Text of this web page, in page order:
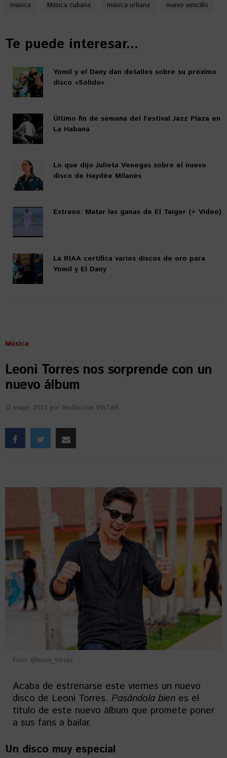
música Música cubana música urbana nuevo sencillo
Te puede interesar...
Yomil y el Dany dan detalles sobre su próximo
disco «Sólido»
Último fin de semana del Festival Jazz Plaza en
La Habana
Lo que dijo Julieta Venegas sobre el nuevo
disco de Haydée Milanés
Estreno: Matar las ganas de El Taiger (+ Video)
La RIAA certifica varios discos de oro para
Yomil y El Dany
Música
Leoni Torres nos sorprende con un
nuevo álbum
12 mayo, 2023 por Redacción VISTAR
Foto: @leoni_torres
Acaba de estrenarse este viernes un nuevo
disco de Leoni Torres. Pasándola bien es el
título de este nuevo álbum que promete poner
a sus fans a bailar.
Un disco muy especial